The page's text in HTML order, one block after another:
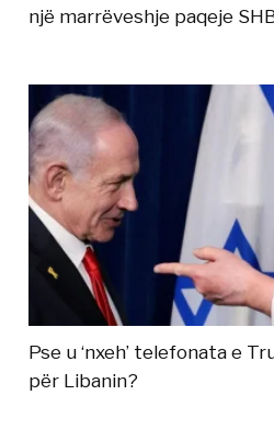
një marrëveshje paqeje
Pse u ‘nxeh’ telefonata e
për Libanin?